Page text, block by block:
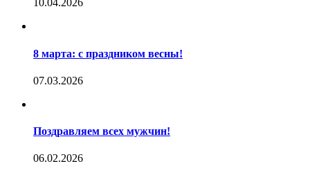
10.04.2026
8 марта: с праздником весны!
07.03.2026
Поздравляем всех мужчин!
06.02.2026